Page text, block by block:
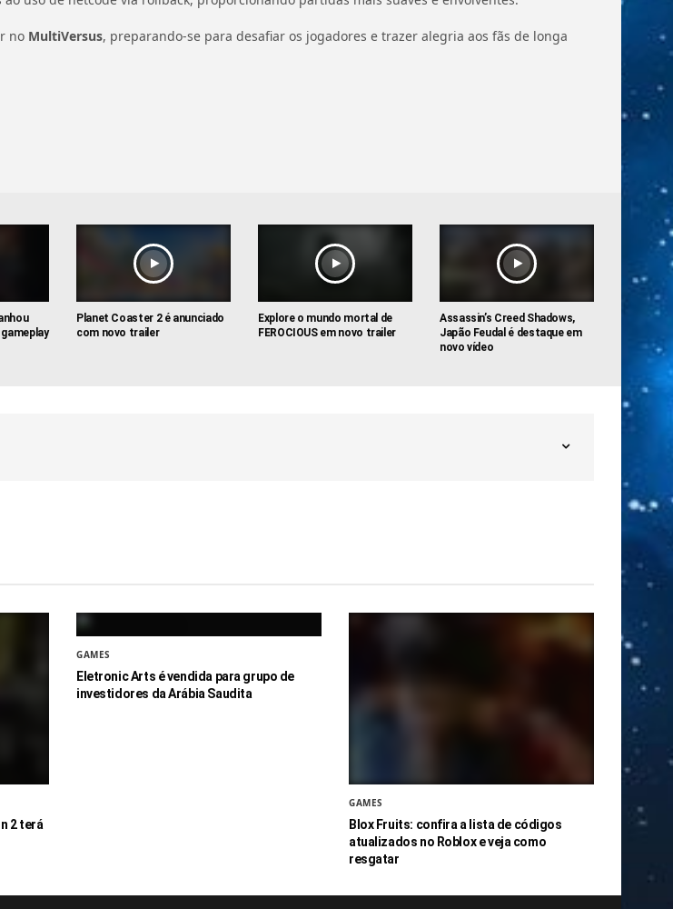
no MultiVersus, preparando-se para desafiar os jogadores e trazer alegria aos fãs de longa
Planet Coaster 2 é anunciado
com novo trailer
Explore o mundo mortal de
FEROCIOUS em novo trailer
Assassin’s Creed Shadows,
Japão Feudal é destaque em
novo vídeo
2 terá
GAMES
Eletronic Arts é vendida para grupo de
investidores da Arábia Saudita
GAMES
Blox Fruits: confira a lista de códigos
atualizados no Roblox e veja como
resgatar